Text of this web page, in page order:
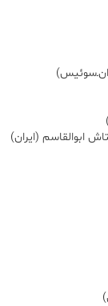
ابوالقاسم (ایران)